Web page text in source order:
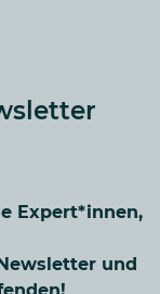
Expert*innen,
und